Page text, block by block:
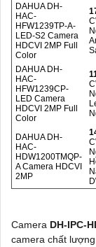
DAHUA DH-
HAC-
HFW1239TP-A-
LED-S2 Camera
HDCVI 2MP Full
Color
DAHUA DH-
HAC-
HFW1239CP-
LED Camera
HDCVI 2MP Full
Color
DAHUA DH-
HAC-
HDW1200TMQP-
A Camera HDCVI
2MP
Camera DH-IPC-
camera chất